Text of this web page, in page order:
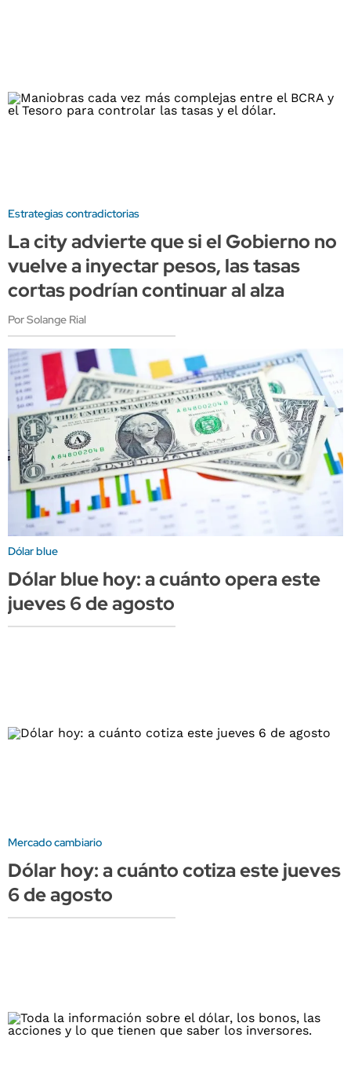
Estrategias contradictorias
La city advierte que si el Gobierno no
vuelve a inyectar pesos, las tasas
cortas podrían continuar al alza
Por Solange Rial
Dólar blue
Dólar blue hoy: a cuánto opera este
jueves 6 de agosto
Mercado cambiario
Dólar hoy: a cuánto cotiza este jueves
6 de agosto